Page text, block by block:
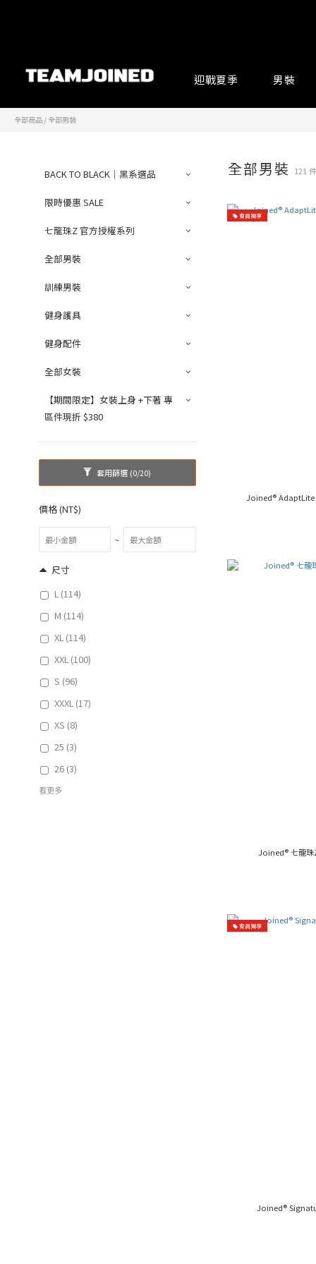
迎戰夏季 男裝
全部商品 /全部男裝
BACK TO BLACK｜黑系選品
限時優惠 SALE
七龍珠Z 官方授權系列
全部男裝
訓練男裝
健身護具
健身配件
全部女裝
【期間限定】女裝上身 +下著 專
區件現折 $380
套用篩選 (0/20)
價格 (NT$)
~
尺寸
L (114)
M (114)
XL (114)
XXL (100)
S (96)
XXXL (17)
XS (8)
25 (3)
26 (3)
看更多
全部男裝 121
會員獨享
Joined® AdaptLite
Joined® 七龍珠
會員獨享
Joined®